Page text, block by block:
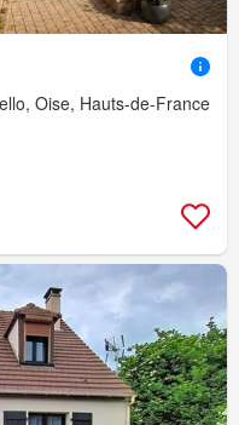
Oise, Hauts-de-France